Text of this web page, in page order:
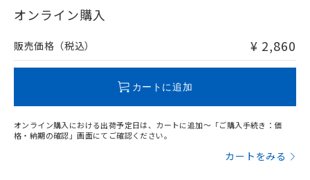
在庫等で未対応品が混在する可能性があります。
問い合わせください。
オンライン購入
販売価格（税込） ¥ 2,860
カートに追加
オンライン購入における出荷予定日は、カートに追加～「ご購入手続き：価
格・納期の確認」画面にてご確認ください。
カートをみる